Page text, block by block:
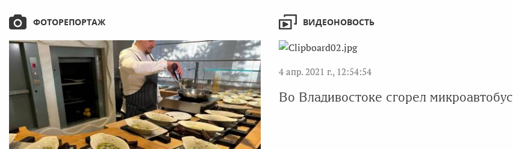
ФОТОРЕПОРТАЖ ВИДЕОНОВОСТЬ
4 апр. 2021 г., 12:54:54
Во Владивостоке сгорел микроавтобус